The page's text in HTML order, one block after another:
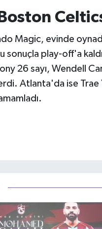
Magic, evinde
sonuçla play-off'a
26 sayı, Wendell
Atlanta'da ise